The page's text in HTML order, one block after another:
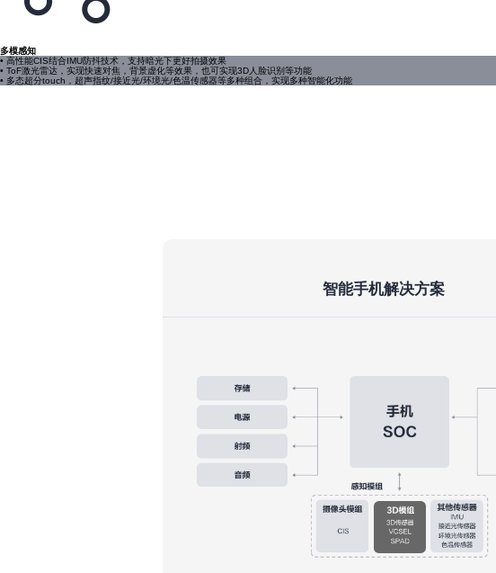
多模感知
• 高性能CIS结合IMU防抖技术，支持暗光下更好拍摄效果
• ToF激光雷达，实现快速对焦，背景虚化等效果，也可实现3D人脸识别等功能
• 多态超分touch，超声指纹/接近光/环境光/色温传感器等多种组合，实现多种智能化功能
智能手机解决方案